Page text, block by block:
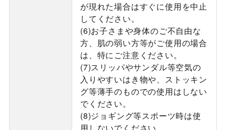
が現れた場合はすぐに使用を中止
してください。
(6)お子さまや身体のご不自由な
方、肌の弱い方等がご使用の場合
は、特にご注意ください。
(7)スリッパやサンダル等空気の
入りやすいはき物や、ストッキン
グ等薄手のものでの使用はしない
でください。
(8)ジョギング等スポーツ時は使